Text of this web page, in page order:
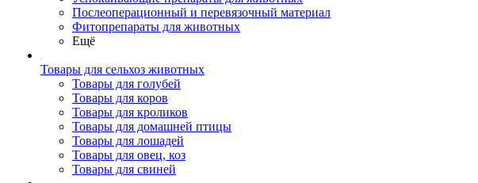
Послеоперационный и перевязочный материал
Фитопрепараты для животных
Ещё
Товары для сельхоз животных
Товары для голубей
Товары для коров
Товары для кроликов
Товары для домашней птицы
Товары для лошадей
Товары для овец, коз
Товары для свиней